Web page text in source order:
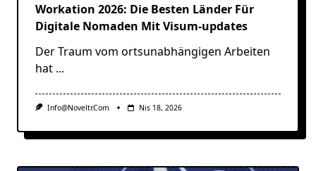
Workation 2026: Die Besten Länder Für
Digitale Nomaden Mit Visum-updates
Der Traum vom ortsunabhängigen Arbeiten
hat ...
Info@noveltr.com Nis 18, 2026